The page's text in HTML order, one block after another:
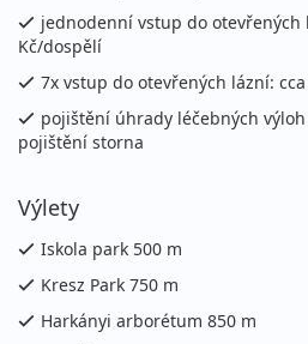
cena za 8 dní (7
17.09. - 20.09.2026
čtvrtek - neděle
20.09. - 27.09.2026
neděle - neděle
cena za 8 dní (7
jednodenní vstup do otevřených
Kč/dospělí
7x vstup do otevřených lázní:
pojištění úhrady léčebných
pojištění storna
Výlety
Iskola park 500 m
Kresz Park 750 m
Harkányi arborétum 850 m